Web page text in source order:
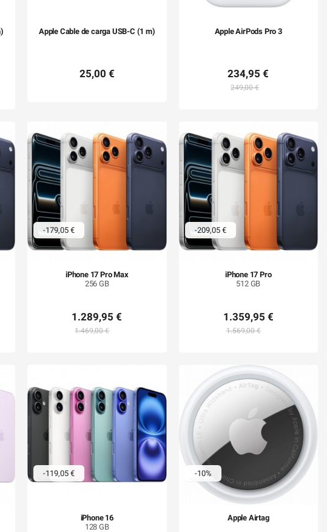
Apple Cable de carga USB-C (1 m)
25,00 €
Apple AirPods Pro 3
234,95 €
249,00 €
-179,05 €
iPhone 17 Pro Max
256 GB
1.289,95 €
1.469,00 €
-209,05 €
iPhone 17 Pro
512 GB
1.359,95 €
1.569,00 €
-119,05 €
iPhone 16
128 GB
-10%
Apple Airtag